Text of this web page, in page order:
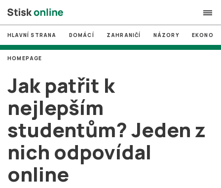
search
# MUNI
Brno
# volby
login PŘIHLÁSIT SE
Zapomněli jste heslo?
HLAVNÍ STRANA DOMÁCÍ ZAHRANIČÍ NÁZORY
Jak patřit k
nejlepším
studentům? Jeden z
nich odpovídal
online
HOMEPAGE